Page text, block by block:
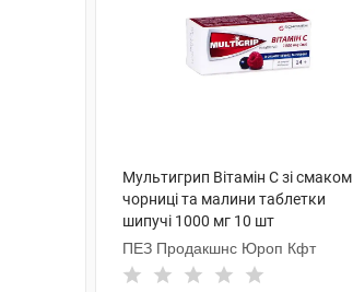
Мультигрип Вітамін С зі смаком
чорниці та малини таблетки
шипучі 1000 мг 10 шт
ПЕЗ Продакшнс Юроп Кфт